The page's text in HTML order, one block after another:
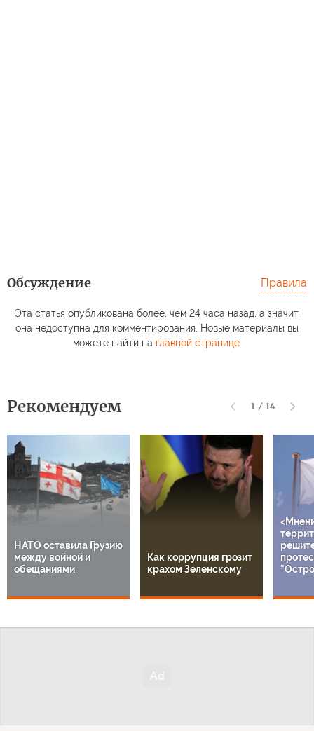
Обсуждение Правила
Эта статья опубликована более, чем 24 часа назад, а значит,
она недоступна для комментирования. Новые материалы вы
можете найти на главной странице.
Рекомендуем 1 / 14
НАТО оставила Грузию
между войной и
обещаниями
Как коррупция грозит
крахом Зеленскому